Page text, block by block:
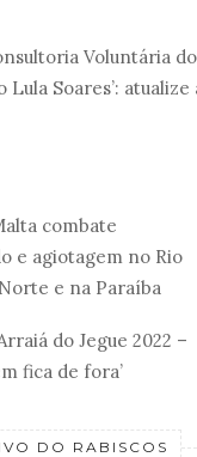
Voluntária do
Lula Soares’: atualize
combate
e agiotagem no Rio
e na Paraíba
do Jegue 2022 –
fica de fora’
DO RABISCOS